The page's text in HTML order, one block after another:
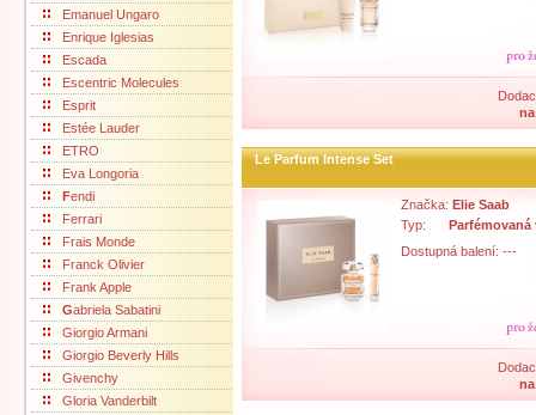
Emanuel Ungaro
Enrique Iglesias
Escada
Escentric Molecules
Esprit
Estée Lauder
ETRO
Eva Longoria
Fendi
Ferrari
Frais Monde
Franck Olivier
Frank Apple
Gabriela Sabatini
Giorgio Armani
Giorgio Beverly Hills
Givenchy
Gloria Vanderbilt
Le Parfum Intense Set
Značka: Elie Saab
Typ:
Parfémovaná
Dostupná balení: ---